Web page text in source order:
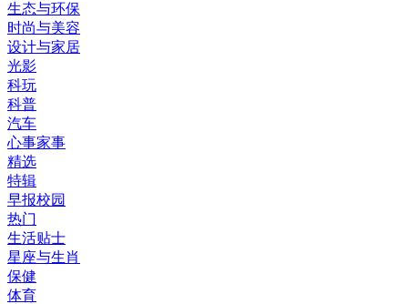
生态与环保
时尚与美容
设计与家居
光影
科玩
科普
汽车
心事家事
精选
特辑
早报校园
热门
生活贴士
星座与生肖
保健
体育